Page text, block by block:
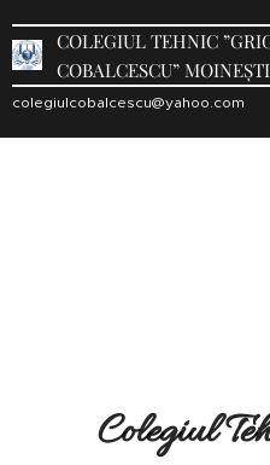
COLEGIUL TEHNIC
COBALCESCU” MOINEȘTI
colegiulcobalcescu@yahoo.com
Colegiul